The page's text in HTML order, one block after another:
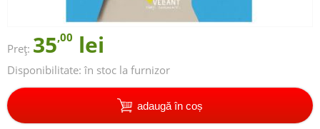
Preț: 35,00 lei
Disponibilitate: în stoc la furnizor
adaugă în coș